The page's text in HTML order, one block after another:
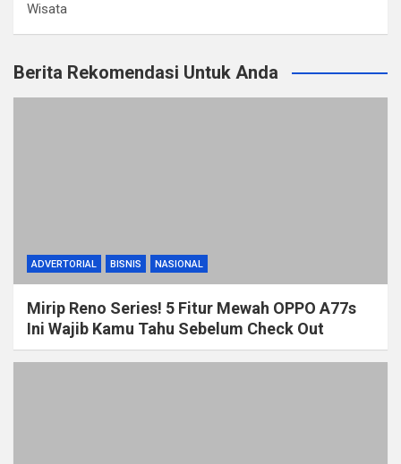
Wisata
Berita Rekomendasi Untuk Anda
ADVERTORIAL BISNIS NASIONAL
Mirip Reno Series! 5 Fitur Mewah OPPO A77s
Ini Wajib Kamu Tahu Sebelum Check Out